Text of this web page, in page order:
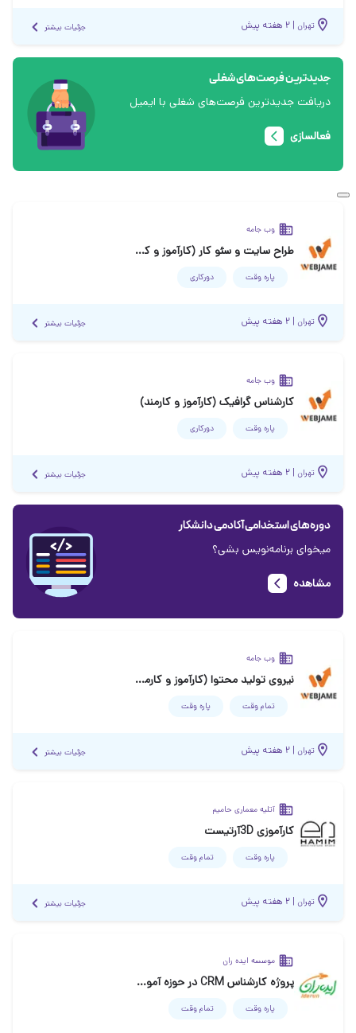
تهران | ۲ هفته پیش جزئیات بیشتر
جدیدترین فرصت‌های شغلی
دریافت جدیدترین فرصت‌های شغلی با ایمیل
فعالسازی
وب جامه
طراح سایت و سئو کار (کارآموز و کارمند)
پاره وقت دورکاری
تهران | ۲ هفته پیش جزئیات بیشتر
وب جامه
کارشناس گرافیک (کارآموز و کارمند)
پاره وقت دورکاری
تهران | ۲ هفته پیش جزئیات بیشتر
دوره‌های استخدامی آکادمی دانشکار
میخوای برنامه‌نویس بشی؟
مشاهده
وب جامه
نیروی تولید محتوا (کارآموز و کارمند)
تمام وقت پاره وقت
تهران | ۲ هفته پیش جزئیات بیشتر
آتلیه معماری حامیم
کارآموزی 3Dآرتیست
پاره وقت تمام وقت
تهران | ۲ هفته پیش جزئیات بیشتر
موسسه ایده ران
پروژه کارشناس CRM در حوزه آموزش
پاره وقت تمام وقت